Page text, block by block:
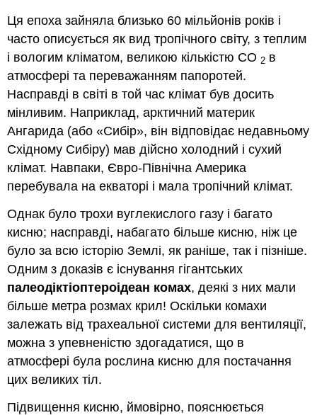
Ця епоха зайняла близько 60 мільйонів років і
часто описується як вид тропічного світу, з теплим
і вологим кліматом, великою кількістю CO 2 в
атмосфері та переважанням папоротей.
Насправді в світі в той час клімат був досить
мінливим. Наприклад, арктичний материк
Ангарида (або «Сибір», він відповідає недавньому
Східному Сибіру) мав дійсно холодний і сухий
клімат. Навпаки, Євро-Північна Америка
перебувала на екваторі і мала тропічний клімат.
Однак було трохи вуглекислого газу і багато
кисню; насправді, набагато більше кисню, ніж це
було за всю історію Землі, як раніше, так і пізніше.
Одним з доказів є існування гігантських
палеодіктіоптероідеан комах, деякі з них мали
більше метра розмах крил! Оскільки комахи
залежать від трахеальної системи для вентиляції,
можна з упевненістю здогадатися, що в
атмосфері була рослина кисню для постачання
цих великих тіл.
Підвищення кисню, ймовірно, пояснюється